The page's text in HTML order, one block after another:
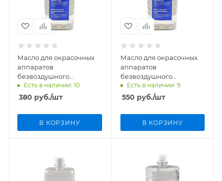
Масло для окрасочных
аппаратов
безвоздушного
распыления TSL 100мл
Есть в наличии: 10
380 руб./шт
В КОРЗИНУ
Масло для окрасочных
аппаратов
безвоздушного
распыления TSL, 200мл
Есть в наличии: 9
550 руб./шт
В КОРЗИНУ